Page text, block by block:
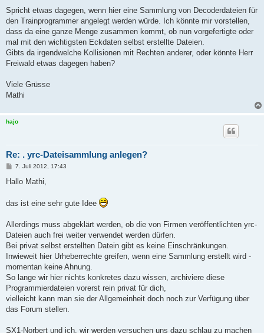
a
Spricht etwas dagegen, wenn hier eine Sammlung von Decoderdateien für
den Trainprogrammer angelegt werden würde. Ich könnte mir vorstellen,
dass da eine ganze Menge zusammen kommt, ob nun vorgefertigte oder
mal mit den wichtigsten Eckdaten selbst erstellte Dateien.
Gibts da irgendwelche Kollisionen mit Rechten anderer, oder könnte Herr
Freiwald etwas dagegen haben?
Viele Grüsse
Mathi
hajo
Re: . yrc-Dateisammlung anlegen?
B
i
a
g
7. Juli 2012, 17:43
Hallo Mathi,
das ist eine sehr gute Idee
Allerdings muss abgeklärt werden, ob die von Firmen veröffentlichten yrc-
Dateien auch frei weiter verwendet werden dürfen.
Bei privat selbst erstellten Datein gibt es keine Einschränkungen.
Inwieweit hier Urheberrechte greifen, wenn eine Sammlung erstellt wird -
momentan keine Ahnung.
So lange wir hier nichts konkretes dazu wissen, archiviere diese
Programmierdateien vorerst rein privat für dich,
vielleicht kann man sie der Allgemeinheit doch noch zur Verfügung über
das Forum stellen.
SX1-Norbert und ich, wir werden versuchen uns dazu schlau zu machen